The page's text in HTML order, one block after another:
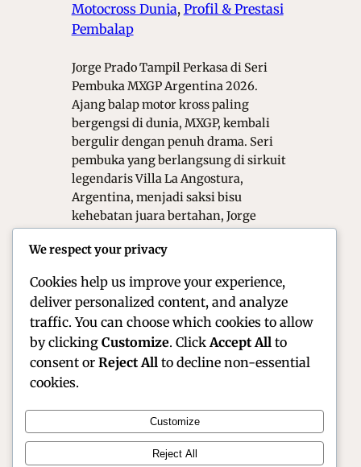
Motocross Dunia, Profil & Prestasi
Pembalap
Jorge Prado Tampil Perkasa di Seri
Pembuka MXGP Argentina 2026.
Ajang balap motor kross paling
bergengsi di dunia, MXGP, kembali
bergulir dengan penuh drama. Seri
pembuka yang berlangsung di sirkuit
legendaris Villa La Angostura,
Argentina, menjadi saksi bisu
kehebatan juara bertahan, Jorge
tampil nyaris tanpa celah,
Official Site of Christian Montanari | Racer &
We respect your privacy
Cookies help us improve your experience,
deliver personalized content, and analyze
traffic. You can choose which cookies to allow
by clicking Customize. Click Accept All to
consent or Reject All to decline non-essential
cookies.
Customize
Reject All